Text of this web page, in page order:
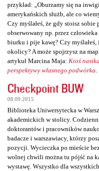
przykład: „Oburzamy się na
amerykańskich służb, ale co
Czy myślałeś, że gdy stoisz
obserwowany np. przez
biurku i pije kawę? Czy
okolicy? A może spojrzysz na
artykuł Marcina Maja: Ktoś
perspektywy własnego podwórka
Checkpoint BUW
08.09.2015
Biblioteka Uniwersytecka w
akademickich w stolicy.
doktorantów i pracowników
badacze i warszawiacy, którzy
pozycji. Wycieczka po mieście
wolnej chwili można tu pójść na
wystawę. Wszystko dla